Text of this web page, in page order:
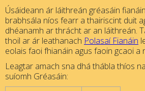
Úsáideann ár láithreán gréasáin
brabhsála níos fearr a thairiscint duit
dhéanamh ar thrácht ar an láithreán.
thoil ar ár leathanach Polasaí Fianáin
eolais faoi fhianáin agus faoin gcaoi a
Leagtar amach sna dhá thábla thíos
suíomh Gréasáin: